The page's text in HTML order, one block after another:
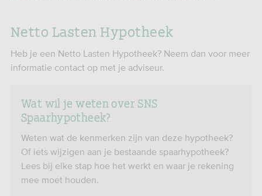
Netto Lasten Hypotheek
Heb je een Netto Lasten Hypotheek? Neem dan voor meer
informatie contact op met je adviseur.
Wat wil je weten over SNS
Spaarhypotheek?
Weten wat de kenmerken zijn van deze hypotheek?
Of iets wijzigen aan je bestaande spaarhypotheek?
Lees bij elke stap hoe het werkt en waar je rekening
mee moet houden.